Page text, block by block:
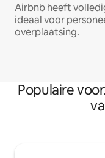
Airbnb heeft
ideaal voor
overplaatsing.
Populaire